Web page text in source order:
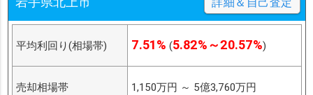
平均利回り(相場帯) 7.51% (5.82%～20.57%)
売却相場帯 1,150万円 ～ 5億3,760万円